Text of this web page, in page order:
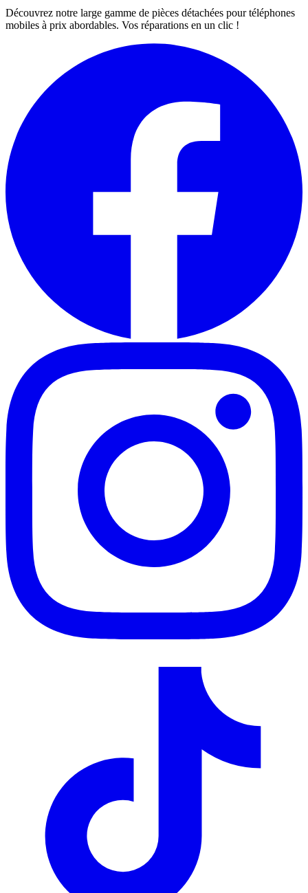
Découvrez notre large gamme de pièces détachées pour téléphones
mobiles à prix abordables. Vos réparations en un clic !